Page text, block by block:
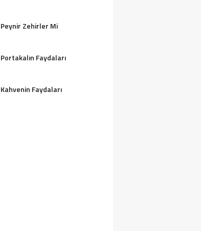
Peynir Zehirler Mi
Portakalın Faydaları
Kahvenin Faydaları